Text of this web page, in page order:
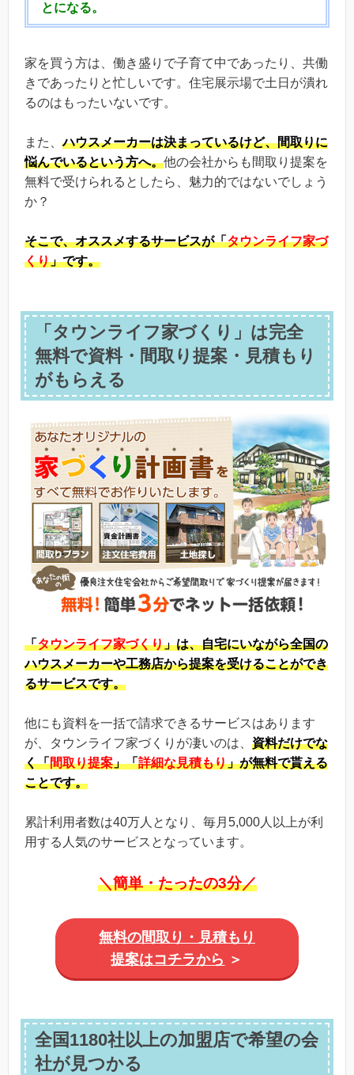
とになる。
家を買う方は、働き盛りで子育て中であったり、共働
きであったりと忙しいです。住宅展示場で土日が潰れ
るのはもったいないです。
また、ハウスメーカーは決まっているけど、間取りに
悩んでいるという方へ。他の会社からも間取り提案を
無料で受けられるとしたら、魅力的ではないでしょう
か？
そこで、オススメするサービスが「タウンライフ家づ
くり」です。
「タウンライフ家づくり」は完全
無料で資料・間取り提案・見積もり
がもらえる
「タウンライフ家づくり」は、自宅にいながら全国の
ハウスメーカーや工務店から提案を受けることができ
るサービスです。
他にも資料を一括で請求できるサービスはあります
が、タウンライフ家づくりが凄いのは、 資料だけでな
く「間取り提案」「詳細な見積もり」が無料で貰える
ことです。
累計利用者数は40万人となり、毎月5,000人以上が利
用する人気のサービスとなっています。
＼簡単・たったの3分／
無料の間取り・見積もり
提案はコチラから ＞
全国1180社以上の加盟店で希望の会
社が見つかる